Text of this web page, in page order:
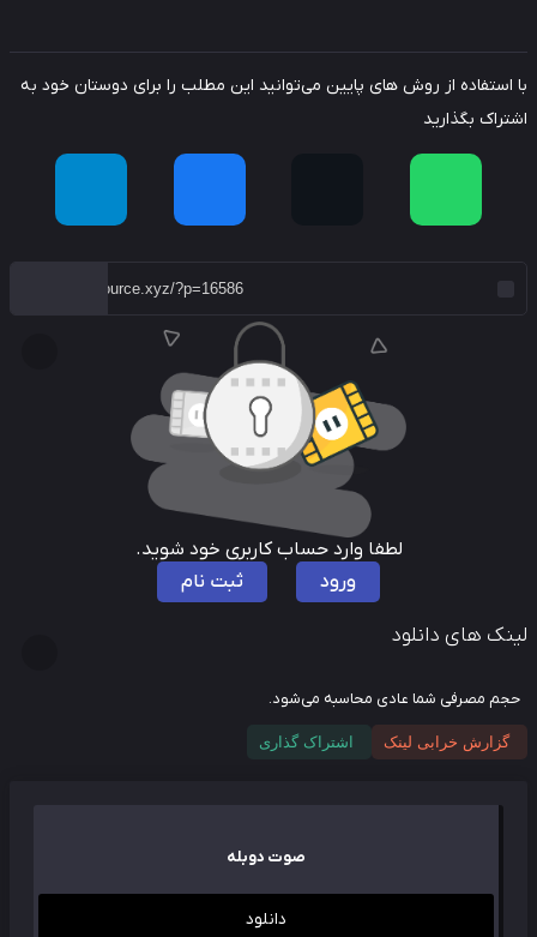
استفاده از روش های پایین می‌توانید این مطلب را برای دوستان خود به
بگذارید
لطفا وارد حساب کاربری خود شوید.
ورود
ثبت نام
های دانلود
مصرفی شما عادی محاسبه می‌شود.
گزارش خرابی لینک اشتراک گذاری
صوت دوبله
دانلود